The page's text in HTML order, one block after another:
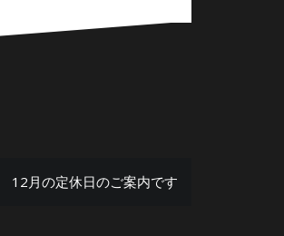
12月の定休日のご案内です